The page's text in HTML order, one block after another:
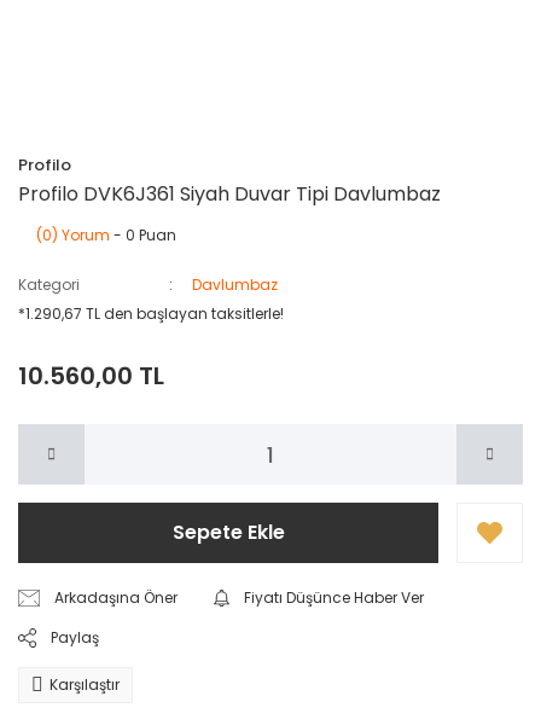
Profilo
Profilo DVK6J361 Siyah Duvar Tipi Davlumbaz
(0) Yorum - 0 Puan
Kategori
Davlumbaz
*1.290,67 TL den başlayan taksitlerle!
10.560,00 TL
Sepete Ekle
Arkadaşına Öner
Fiyatı Düşünce Haber Ver
Paylaş
Karşılaştır